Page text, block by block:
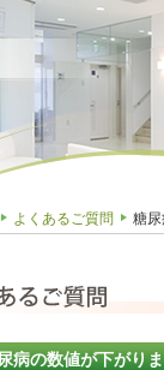
よくあるご質問 糖
病の数値が下がり